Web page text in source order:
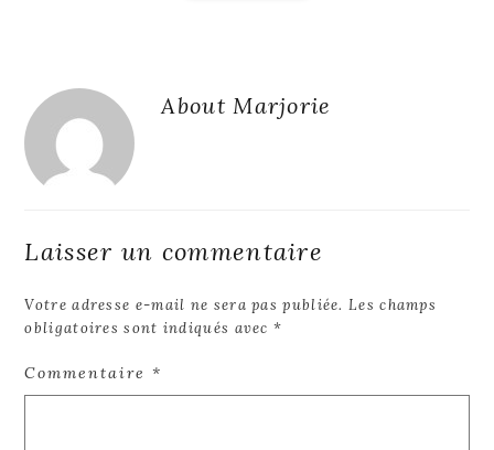
Reader
Interactions
AboutMarjorie
Laisser un commentaire
Votre adresse e-mail ne sera pas publiée. Les champs
obligatoires sont indiqués avec*
Commentaire*